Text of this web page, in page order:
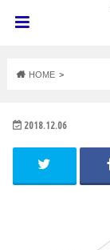
HOME
2018.12.06